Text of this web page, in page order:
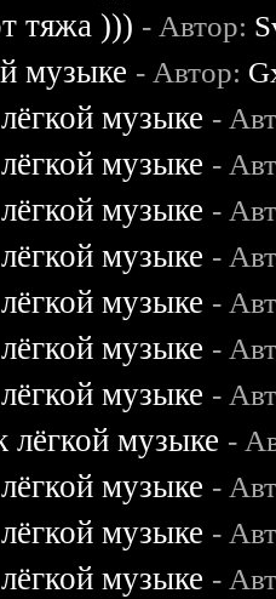
тяжа ))) - Автор:
музыке - Автор:
музыке -
музыке -
музыке -
музыке -
музыке -
музыке -
музыке -
лёгкой музыке -
музыке -
музыке -
музыке -